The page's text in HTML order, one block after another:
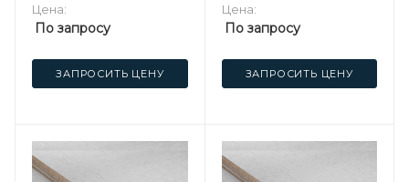
Цена:
По запросу
ЗАПРОСИТЬ ЦЕНУ
Цена:
По запросу
ЗАПРОСИТЬ ЦЕНУ